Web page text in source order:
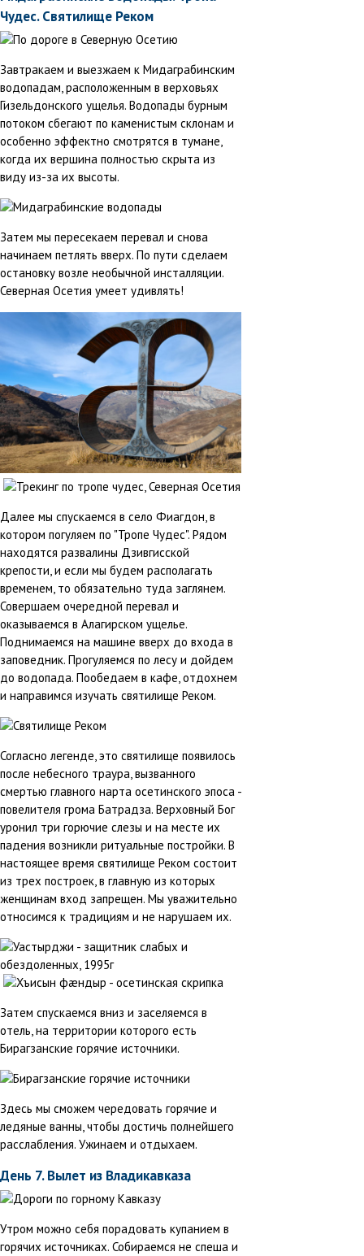
Чудес. Святилище Реком
Завтракаем и выезжаем к Мидаграбинским
водопадам, расположенным в верховьях
Гизельдонского ущелья. Водопады бурным
потоком сбегают по каменистым склонам и
особенно эффектно смотрятся в тумане,
когда их вершина полностью скрыта из
виду из-за их высоты.
Затем мы пересекаем перевал и снова
начинаем петлять вверх. По пути сделаем
остановку возле необычной инсталляции.
Северная Осетия умеет удивлять!
Далее мы спускаемся в село Фиагдон, в
котором погуляем по "Тропе Чудес". Рядом
находятся развалины Дзивгисской
крепости, и если мы будем располагать
временем, то обязательно туда заглянем.
Совершаем очередной перевал и
оказываемся в Алагирском ущелье.
Поднимаемся на машине вверх до входа в
заповедник. Прогуляемся по лесу и дойдем
до водопада. Пообедаем в кафе, отдохнем
и направимся изучать святилище Реком.
Согласно легенде, это святилище появилось
после небесного траура, вызванного
смертью главного нарта осетинского эпоса -
повелителя грома Батрадза. Верховный Бог
уронил три горючие слезы и на месте их
падения возникли ритуальные постройки. В
настоящее время святилище Реком состоит
из трех построек, в главную из которых
женщинам вход запрещен. Мы уважительно
относимся к традициям и не нарушаем их.
Затем спускаемся вниз и заселяемся в
отель, на территории которого есть
Бирагзанские горячие источники.
Здесь мы сможем чередовать горячие и
ледяные ванны, чтобы достичь полнейшего
расслабления. Ужинаем и отдыхаем.
День 7. Вылет из Владикавказа
Утром можно себя порадовать купанием в
горячих источниках. Собираемся не спеша и